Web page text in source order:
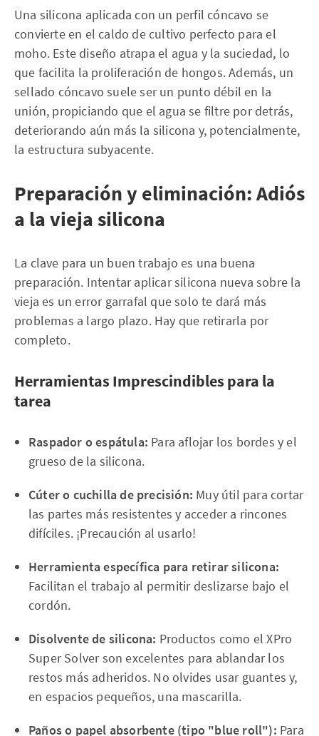
Una silicona aplicada con un perfil cóncavo se
convierte en el caldo de cultivo perfecto para el
moho. Este diseño atrapa el agua y la suciedad, lo
que facilita la proliferación de hongos. Además, un
sellado cóncavo suele ser un punto débil en la
unión, propiciando que el agua se filtre por detrás,
deteriorando aún más la silicona y, potencialmente,
la estructura subyacente.
Preparación y eliminación: Adiós
a la vieja silicona
La clave para un buen trabajo es una buena
preparación. Intentar aplicar silicona nueva sobre la
vieja es un error garrafal que solo te dará más
problemas a largo plazo. Hay que retirarla por
completo.
Herramientas Imprescindibles para la
tarea
Raspador o espátula: Para aflojar los bordes y el
grueso de la silicona.
Cúter o cuchilla de precisión: Muy útil para cortar
las partes más resistentes y acceder a rincones
difíciles. ¡Precaución al usarlo!
Herramienta específica para retirar silicona:
Facilitan el trabajo al permitir deslizarse bajo el
cordón.
Disolvente de silicona: Productos como el XPro
Super Solver son excelentes para ablandar los
restos más adheridos. No olvides usar guantes y,
en espacios pequeños, una mascarilla.
Paños o papel absorbente (tipo "blue roll"): Para